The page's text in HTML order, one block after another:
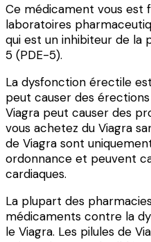
Ce médicament vous est
laboratoires
qui est un inhibiteur de la
5 (PDE-5).
La dysfonction érectile
peut causer des
Viagra peut causer des
vous achetez du Viagra
de Viagra sont
ordonnance et peuvent
cardiaques.
La plupart des
médicaments contre la
le Viagra. Les pilules de